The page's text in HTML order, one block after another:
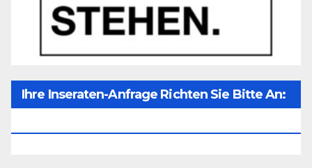
Ihre Inseraten-Anfrage Richten Sie Bitte An: